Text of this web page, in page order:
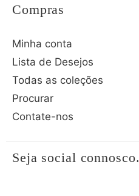
Compras
Minha conta
Lista de Desejos
Todas as coleções
Procurar
Contate-nos
Seja social connosco.